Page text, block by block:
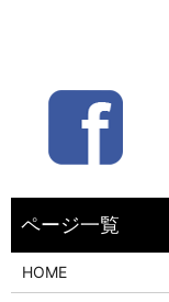
HOME